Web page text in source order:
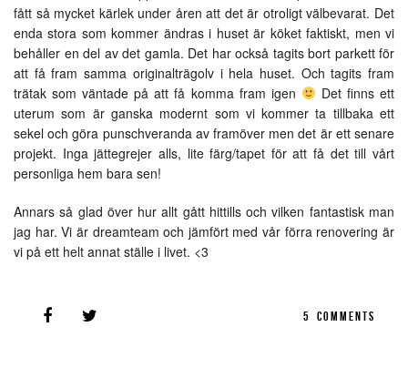
fått så mycket kärlek under åren att det är otroligt välbevarat. Det
enda stora som kommer ändras i huset är köket faktiskt, men vi
behåller en del av det gamla. Det har också tagits bort parkett för
att få fram samma originalträgolv i hela huset. Och tagits fram
trätak som väntade på att få komma fram igen
Det finns ett
uterum som är ganska modernt som vi kommer ta tillbaka ett
sekel och göra punschveranda av framöver men det är ett senare
projekt. Inga jättegrejer alls, lite färg/tapet för att få det till vårt
personliga hem bara sen!
Annars så glad över hur allt gått hittills och vilken fantastisk man
jag har. Vi är dreamteam och jämfört med vår förra renovering är
vi på ett helt annat ställe i livet. <3
5 COMMENTS